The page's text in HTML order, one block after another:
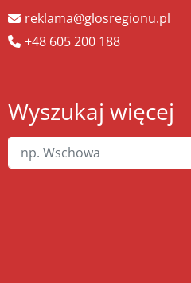
reklama@glosregionu.pl
+48 605 200 188
Wyszukaj więcej